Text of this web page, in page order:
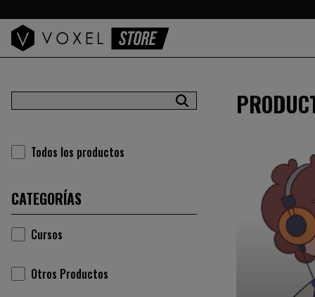
Todos los productos
CATEGORÍAS
Cursos
Otros Productos